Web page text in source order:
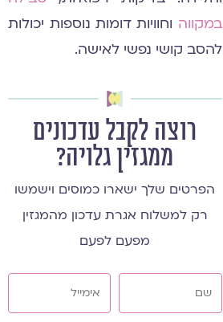
במקווה וחוויות דומות נוספות יכולות
להסב קושי נפשי לאישה.
רוצה לקבל עדכונים
ממגזין גלויה?
הפרטים שלך ישארו כמוסים וישמשו
רק למשלוח אגרת עדכון מהמגזין
מפעם לפעם